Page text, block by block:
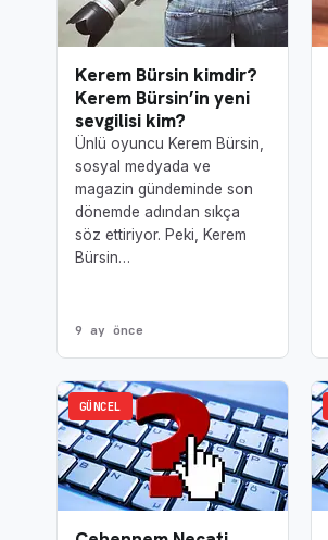
Kerem Bürsin kimdir?
Kerem Bürsin’in yeni
sevgilisi kim?
Ünlü oyuncu Kerem Bürsin,
sosyal medyada ve
magazin gündeminde son
dönemde adından sıkça
söz ettiriyor. Peki, Kerem
Bürsin…
9 ay önce
GÜNCEL